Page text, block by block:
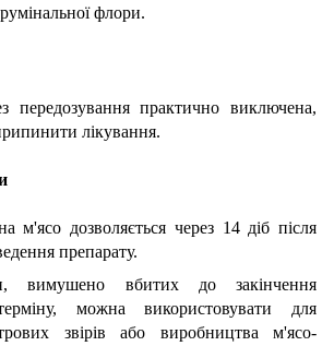
румінальної флори.
передозування практично виключена,
лікування.
м'ясо дозволяється через 14 діб після
препарату.
вимушено вбитих до закінчення
можна використовувати для
звірів або виробництва м'ясо-